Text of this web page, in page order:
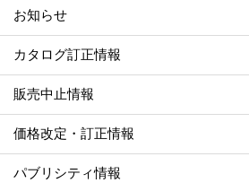
お知らせ
カタログ訂正情報
販売中止情報
価格改定・訂正情報
パブリシティ情報